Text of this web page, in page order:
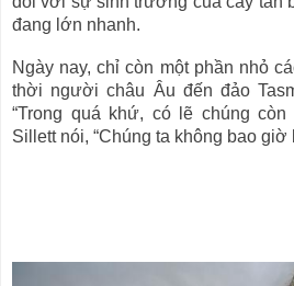
đang lớn nhanh.
Ngày nay, chỉ còn một phần nhỏ
thời người châu Âu đến đảo
“Trong quá khứ, có lẽ chúng
Sillett nói, “Chúng ta không bao giờ